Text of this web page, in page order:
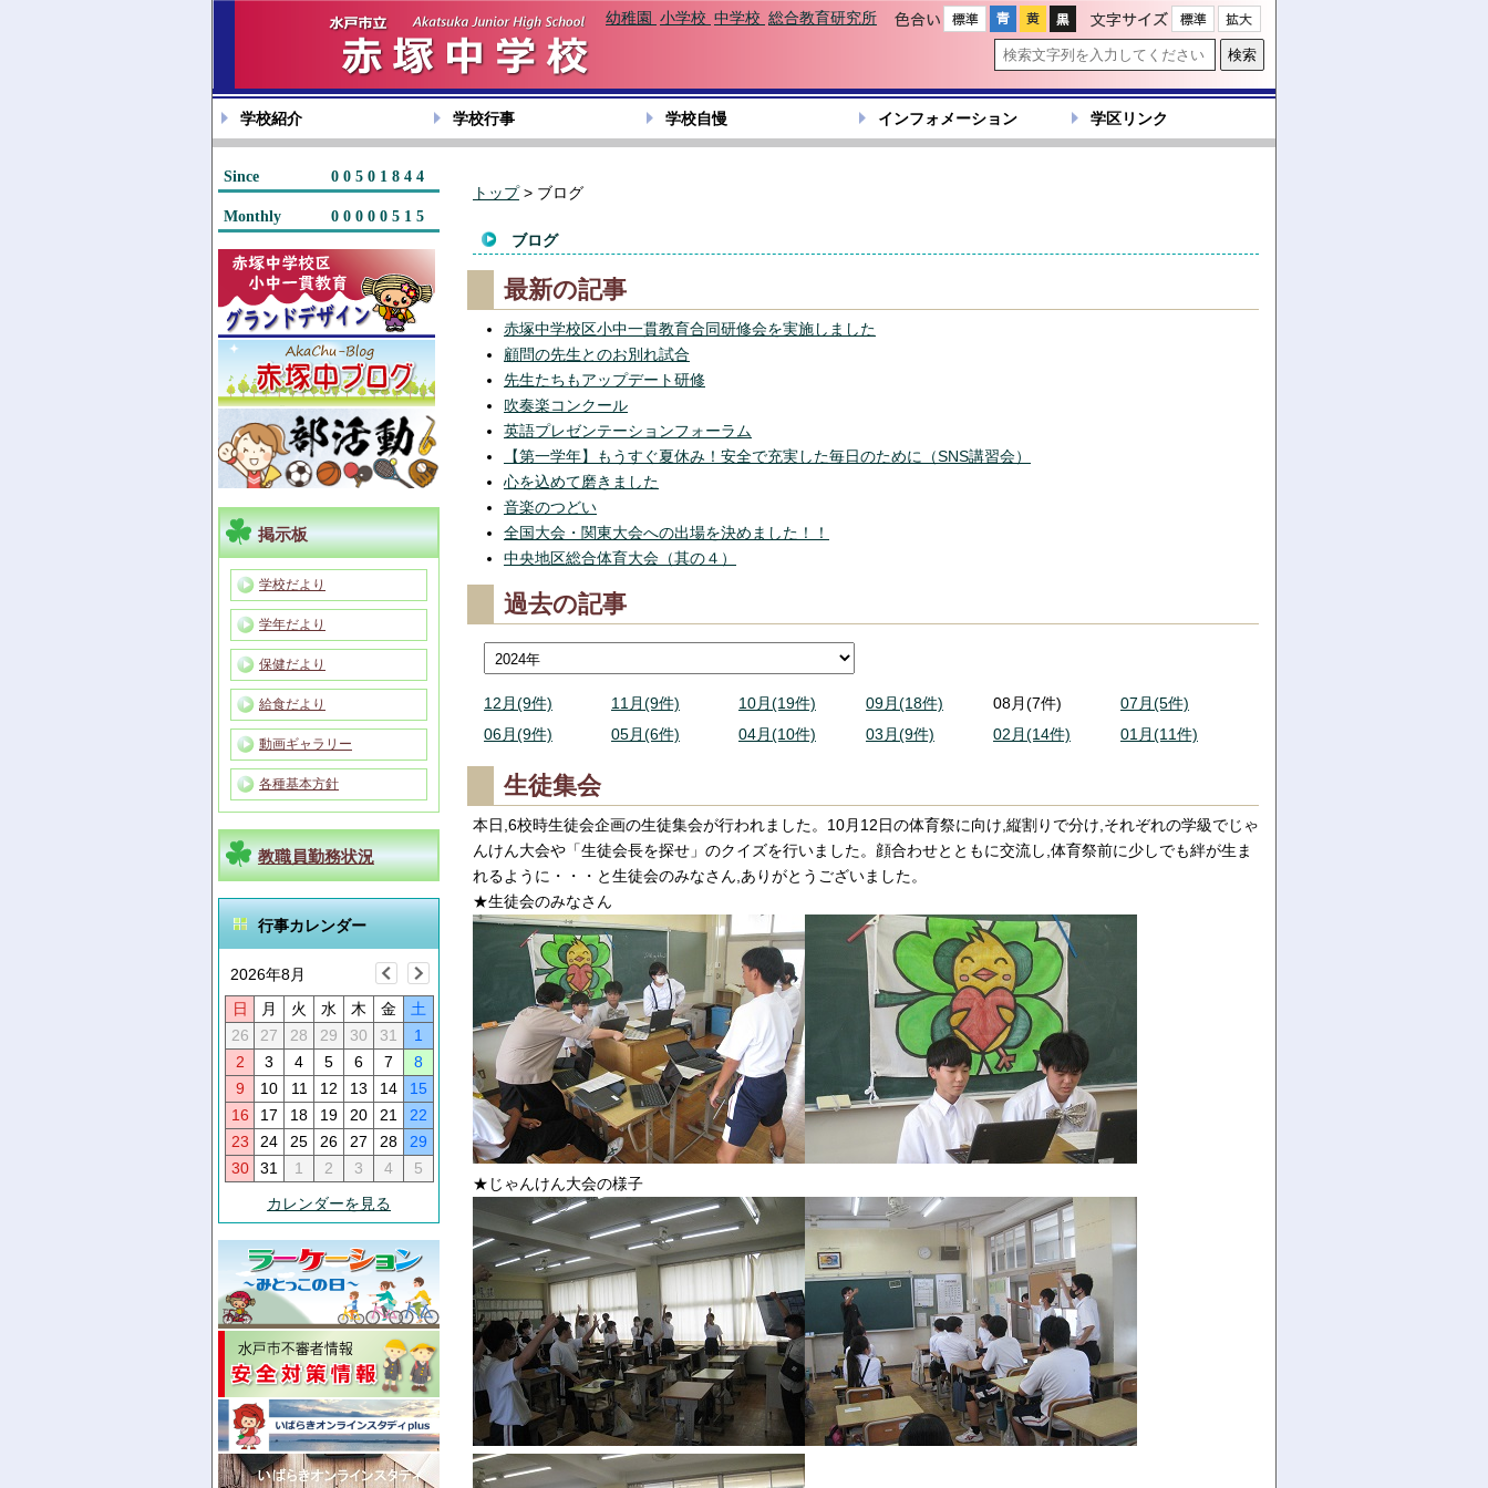
色合い 文字サイズ
幼稚園 小学校 中学校 総合教育研究所
学校紹介 学校行事 学校自慢 インフォメーション 学区リンク
Since 00501844
Monthly 00000515
掲示板
学校だより
学年だより
保健だより
給食だより
動画ギャラリー
各種基本方針
教職員勤務状況
行事カレンダー
2026年8月
日 月 火 水 木 金
土
26
27 28 29 30 31
1
2
3 4 5 6 7
8
9
10 11 12 13 14
15
16
17 18 19 20 21
22
23
24 25 26 27 28
29
30
31 1 2 3 4
5
カレンダーを見る
トップ> ブログ
ブログ
最新の記事
赤塚中学校区小中一貫教育合同研修会を実施しました
顧問の先生とのお別れ試合
先生たちもアップデート研修
吹奏楽コンクール
英語プレゼンテーションフォーラム
【第一学年】もうすぐ夏休み！安全で充実した毎日のために（SNS講習会）
心を込めて磨きました
音楽のつどい
全国大会・関東大会への出場を決めました！！
中央地区総合体育大会（其の４）
過去の記事
12月(9件) 11月(9件) 10月(19件) 09月(18件) 08月(7件)
07月(5件)
06月(9件)
05月(6件) 04月(10件) 03月(9件) 02月(14件) 01月(11件)
生徒集会
本日,6校時生徒会企画の生徒集会が行われました。10月12日の体育祭に向け,縦割りで分け,それぞれの学級でじゃ
んけん大会や「生徒会長を探せ」のクイズを行いました。顔合わせとともに交流し,体育祭前に少しでも絆が生ま
れるように・・・と生徒会のみなさん,ありがとうございました。
★生徒会のみなさん
★じゃんけん大会の様子